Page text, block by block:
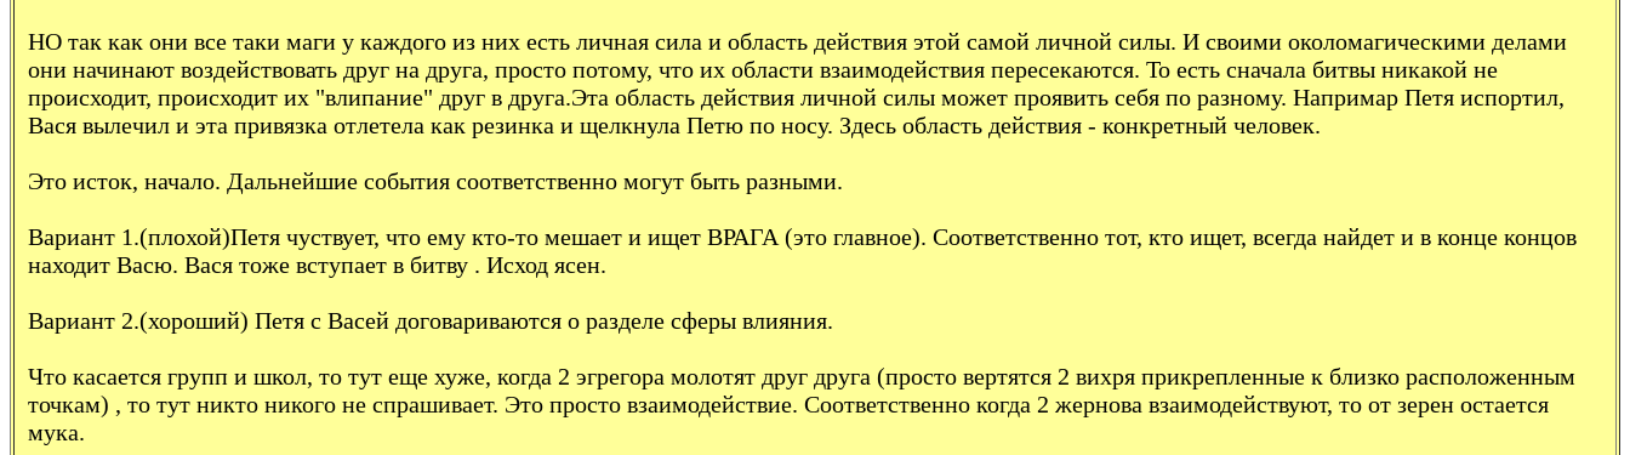
НО так как они все таки маги у каждого из них есть личная сила и область действия этой самой личной силы. И своими околомагическими делами
они начинают воздействовать друг на друга, просто потому, что их области взаимодействия пересекаются. То есть сначала битвы никакой не
происходит, происходит их "влипание" друг в друга.Эта область действия личной силы может проявить себя по разному. Напримар Петя испортил,
Вася вылечил и эта привязка отлетела как резинка и щелкнула Петю по носу. Здесь область действия - конкретный человек.
Это исток, начало. Дальнейшие события соответственно могут быть разными.
Вариант 1.(плохой)Петя чуствует, что ему кто-то мешает и ищет ВРАГА (это главное). Соответственно тот, кто ищет, всегда найдет и в конце концов
находит Васю. Вася тоже вступает в битву . Исход ясен.
Вариант 2.(хороший) Петя с Васей договариваются о разделе сферы влияния.
Что касается групп и школ, то тут еще хуже, когда 2 эгрегора молотят друг друга (просто вертятся 2 вихря прикрепленные к близко расположенным
точкам) , то тут никто никого не спрашивает. Это просто взаимодействие. Соответственно когда 2 жернова взаимодействуют, то от зерен остается
мука.